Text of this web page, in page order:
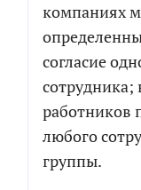
компаниях
согласие
сотрудника;
работников
любого
группы.